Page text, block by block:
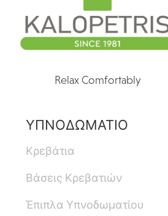
Relax Comfortably
ΥΠΝΟΔΩΜΑΤΙΟ
Κρεβάτια
Βάσεις Κρεβατιών
Έπιπλα Υπνοδωματίου